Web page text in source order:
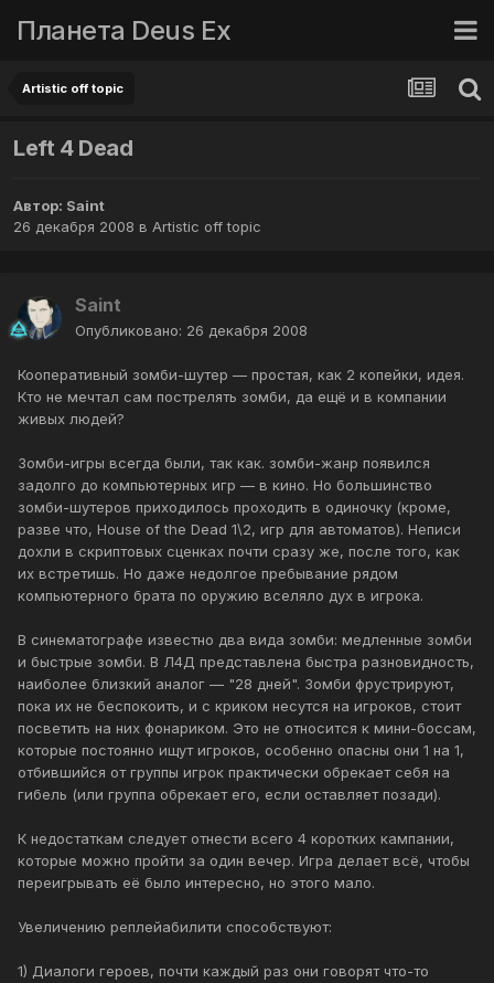
Планета Deus Ex
Artistic off topic
Left 4 Dead
Автор: Saint
26 декабря 2008 в Artistic off topic
Saint
Опубликовано: 26 декабря 2008
Кооперативный зомби-шутер — простая, как 2 копейки, идея.
Кто не мечтал сам пострелять зомби, да ещё и в компании
живых людей?
Зомби-игры всегда были, так как. зомби-жанр появился
задолго до компьютерных игр — в кино. Но большинство
зомби-шутеров приходилось проходить в одиночку (кроме,
разве что, House of the Dead 1\2, игр для автоматов). Неписи
дохли в скриптовых сценках почти сразу же, после того, как
их встретишь. Но даже недолгое пребывание рядом
компьютерного брата по оружию вселяло дух в игрока.
В синематографе известно два вида зомби: медленные зомби
и быстрые зомби. В Л4Д представлена быстра разновидность,
наиболее близкий аналог — "28 дней". Зомби фрустрируют,
пока их не беспокоить, и с криком несутся на игроков, стоит
посветить на них фонариком. Это не относится к мини-боссам,
которые постоянно ищут игроков, особенно опасны они 1 на 1,
отбившийся от группы игрок практически обрекает себя на
гибель (или группа обрекает его, если оставляет позади).
К недостаткам следует отнести всего 4 коротких кампании,
которые можно пройти за один вечер. Игра делает всё, чтобы
переигрывать её было интересно, но этого мало.
Увеличению реплейабилити способствуют:
1) Диалоги героев, почти каждый раз они говорят что-то